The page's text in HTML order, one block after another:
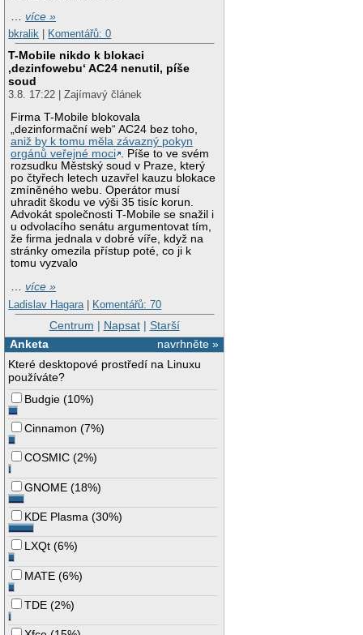
…více »
bkralik
Komentářů: 0
T-Mobile nikdo k blokaci
‚dezinfowebu‘ AC24 nenutil, píše
soud
3.8. 17:22 | Zajímavý článek
Firma T-Mobile blokovala
„dezinformační web“ AC24 bez toho,
aniž by k tomu měla závazný pokyn
orgánů veřejné moci . Píše to ve svém
rozsudku Městský soud v Praze, který
po čtyřech letech uzavřel kauzu blokace
zmíněného webu. Operátor musí
uhradit škodu ve výši 35 tisíc korun.
Advokát společnosti T-Mobile se snažil i
u odvolacího senátu argumentovat tím,
že firma jednala v dobré víře, když na
stránky omezila přístup poté, co ji k
tomu vyzvalo
…více »
Ladislav Hagara | Komentářů: 70
Centrum | Napsat| Starší
navrhněte »
Anketa
Které desktopové prostředí na Linuxu
používáte?
Budgie (10%)
Cinnamon (7%)
COSMIC (2%)
GNOME (18%)
KDE Plasma (30%)
LXQt (6%)
MATE (6%)
TDE (2%)